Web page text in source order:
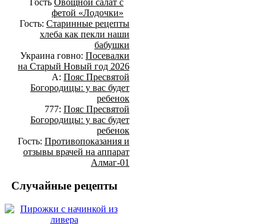
Гость Овощной салат с
фетой «Лодочки»
Гость: Старинные рецепты
хлеба как пекли наши
бабушки
Украина говно: Посевалки
на Старый Новый год 2026
А: Пояс Пресвятой
Богородицы: у вас будет
ребенок
777: Пояс Пресвятой
Богородицы: у вас будет
ребенок
Гость: Противопоказания и
отзывы врачей на аппарат
Алмаг-01
Случайные рецепты